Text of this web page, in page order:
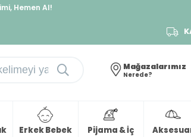
Hemen Al!
Mağazalarımız
Nerede?
Erkek Bebek
Pijama & İç